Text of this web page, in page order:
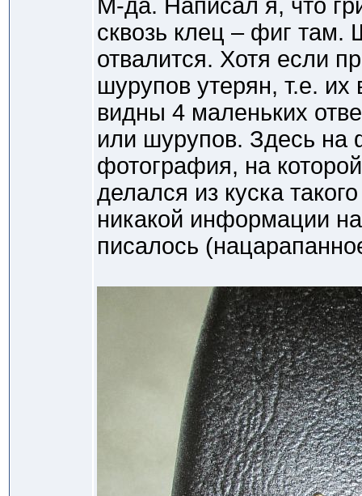
М-да. Написал я, что
сквозь клец – фиг
отвалится. Хотя если
шурупов утерян, т.е. их
видны 4 маленьких
или шурупов. Здесь на
фотография, на
делался из куска
никакой информации
писалось